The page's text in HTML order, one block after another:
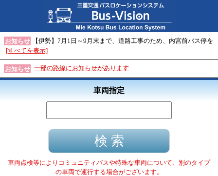
お知らせ
【伊勢】7月1日～9月末まで、道路工事のため、内宮前バス停を
[すべてを表示]
お知らせ 一部の路線にお知らせがあります
車両指定
車両点検等によりコミュニティバスや特殊な車両について、別のタイプ
の車両で運行する場合がございます。